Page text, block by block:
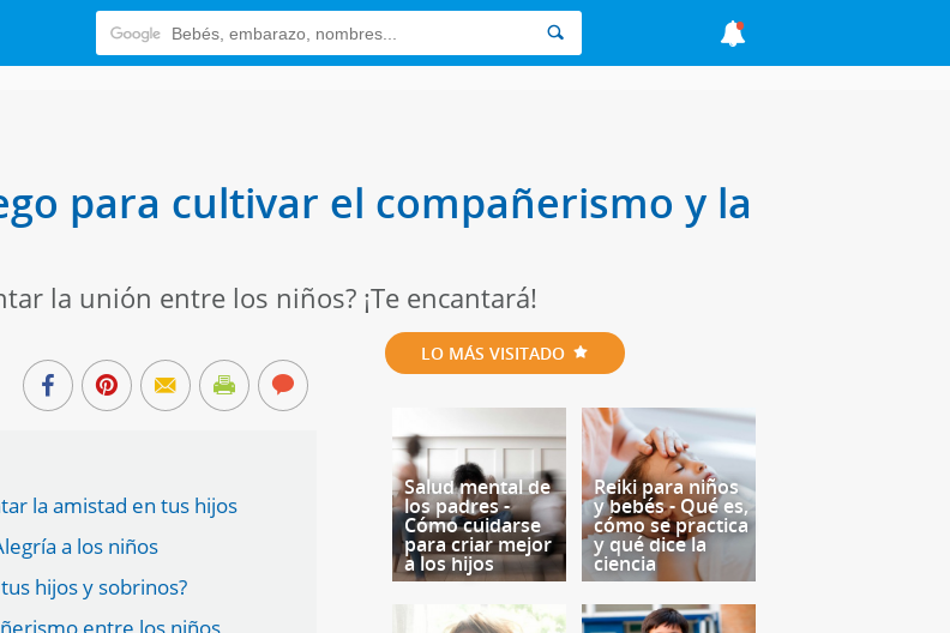
para cultivar el compañerismo y la
la unión entre los niños? ¡Te encantará!
la amistad en tus hijos
a los niños
hijos y sobrinos?
LO MÁS VISITADO
Salud mental de
los padres -
Cómo cuidarse
para criar mejor
a los hijos
Reiki para niños
y bebés - Qué es,
cómo se practica
y qué dice la
ciencia